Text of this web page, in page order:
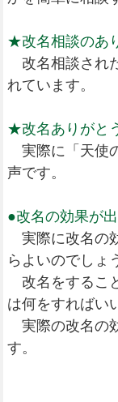
★改名相談のあ
改名相談され
れています。
★改名ありがと
実際に「天使
声です。
●改名の効果が
実際に改名の
らよいのでしょ
改名をするこ
は何をすればい
実際の改名の
す。